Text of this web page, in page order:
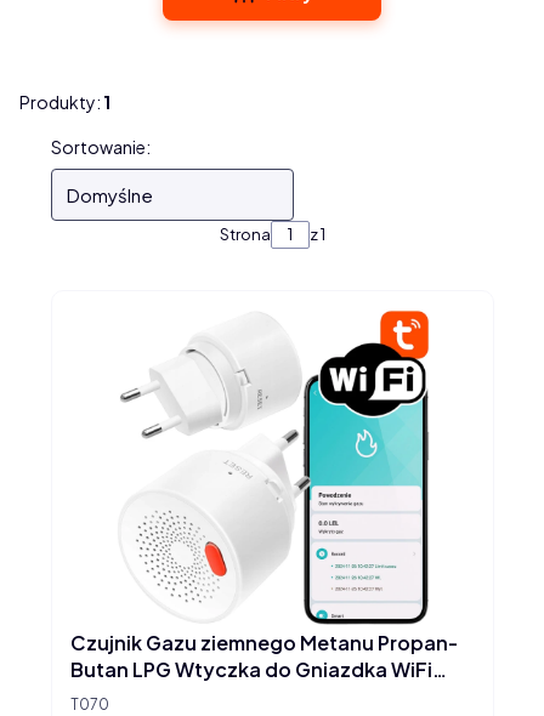
Produkty: 1
Lista produktów
Sortowanie:
Domyślne
Strona z 1
T070
Czujnik Gazu ziemnego Metanu Propan-
Butan LPG Wtyczka do Gniazdka WiFi
TUYA